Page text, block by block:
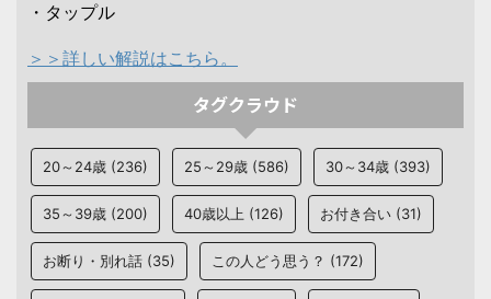
・タップル
＞＞詳しい解説はこちら。
タグクラウド
20～24歳 (236) 25～29歳 (586) 30～34歳 (393)
35～39歳 (200) 40歳以上 (126) お付き合い (31)
お断り・別れ話 (35) この人どう思う？ (172)